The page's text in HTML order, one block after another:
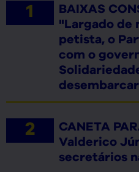
BAIXAS
"Largado de
petista, o
com o
desembarcar
CANETA
Valderico
secretários